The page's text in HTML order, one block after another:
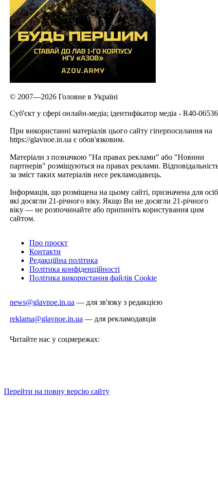
© 2007—2026 Головне в Україні
Cуб'єкт у сфері онлайн-медіа; ідентифікатор медіа - R40-06536
При використанні матеріалів цього сайту гіперпосилання на
https://glavnoe.in.ua є обов'язковим.
Матеріали з позначкою "На правах реклами" або "Новини
партнерів" розміщуються на правах реклами.
за зміст таких матеріалів несе рекламодавець.
Інформація, що розміщена на цьому сайті, призначена для
які досягли 21-річного віку. Якщо Ви не досягли 21-річного
віку — не розпочинайте або припиніть користування цим
сайтом.
Про проєкт
Контакти
Редакційна політика
Політика конфіденційності
Політика використання файлів Cookie
news@glavnoe.in.ua — для зв'язку з редакцією
reklama@glavnoe.in.ua — для рекламодавців
Читайте нас у соцмережах:
Перейти на повну версію сайту